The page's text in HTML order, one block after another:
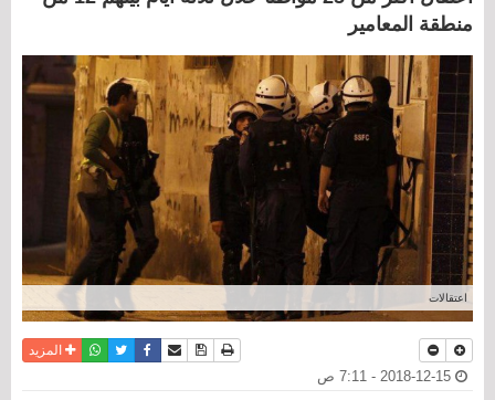
منطقة المعامير
اعتقالات
نسخة للطباعة
حفظ الموضوع
أرسل الى صديق
فيسبوكتويترواتسابالمزيد